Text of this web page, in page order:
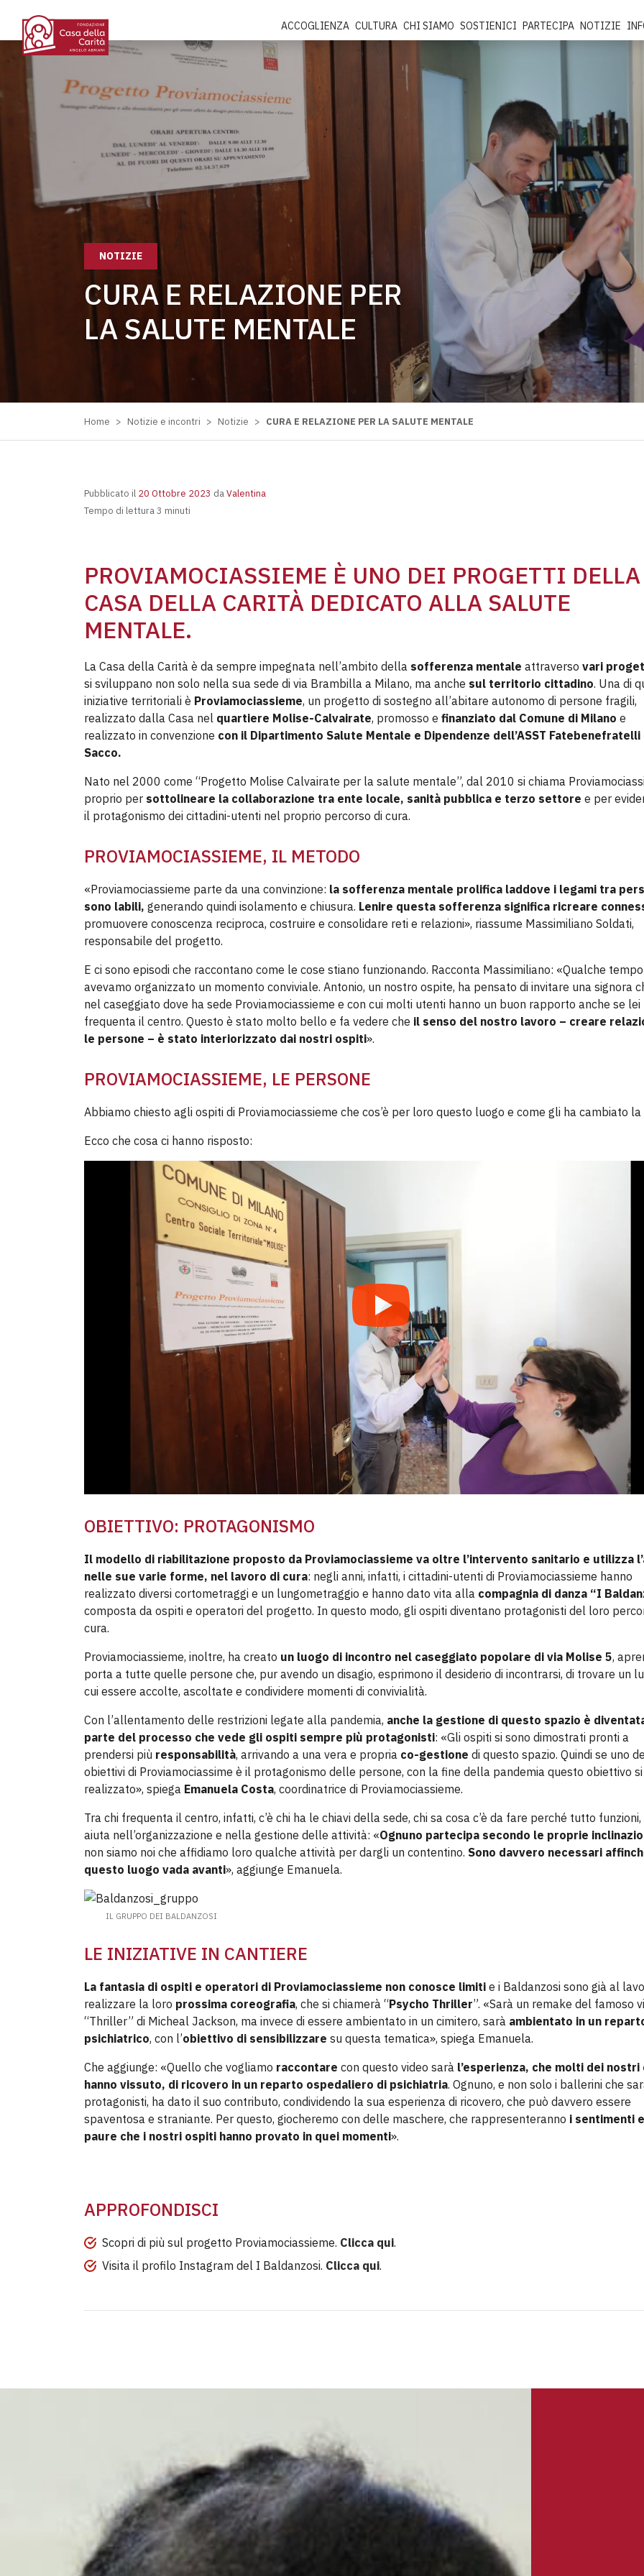
ACCOGLIENZA CULTURA CHI SIAMO SOSTIENICI PARTECIPA NOTIZIE
NOTIZIE
CURA E RELAZIONE PER
LA SALUTE MENTALE
Home > Notizie e incontri > Notizie > CURA E RELAZIONE PER LA SALUTE MENTALE
Pubblicato il 20 Ottobre 2023 daValentina
Tempo di lettura 3 minuti
PROVIAMOCIASSIEME È UNO DEI PROGETTI DELLA
CASA DELLA CARITÀ DEDICATO ALLA SALUTE
MENTALE.
La Casa della Carità è da sempre impegnata nell’ambito della sofferenza mentale attraverso vari
si sviluppano non solo nella sua sede di via Brambilla a Milano, ma anche sul territorio cittadino. Una di
iniziative territoriali è Proviamociassieme, un progetto di sostegno all’abitare autonomo di persone fragili,
realizzato dalla Casa nel quartiere Molise-Calvairate, promosso e finanziato dal Comune di Milano e
realizzato in convenzione con il Dipartimento Salute Mentale e Dipendenze dell’ASST Fatebenefratelli
Sacco.
Nato nel 2000 come “Progetto Molise Calvairate per la salute mentale”, dal 2010 si chiama
proprio per sottolineare la collaborazione tra ente locale, sanità pubblica e terzo settore e per
il protagonismo dei cittadini-utenti nel proprio percorso di cura.
PROVIAMOCIASSIEME, IL METODO
«Proviamociassieme parte da una convinzione: la sofferenza mentale prolifica laddove i legami tra
sono labili, generando quindi isolamento e chiusura. Lenire questa sofferenza significa ricreare
promuovere conoscenza reciproca, costruire e consolidare reti e relazioni», riassume Massimiliano Soldati,
responsabile del progetto.
E ci sono episodi che raccontano come le cose stiano funzionando. Racconta Massimiliano: «Qualche
avevamo organizzato un momento conviviale. Antonio, un nostro ospite, ha pensato di invitare una signora
nel caseggiato dove ha sede Proviamociassieme e con cui molti utenti hanno un buon rapporto anche se lei
frequenta il centro. Questo è stato molto bello e fa vedere che il senso del nostro lavoro – creare
le persone – è stato interiorizzato dai nostri ospiti».
PROVIAMOCIASSIEME, LE PERSONE
Abbiamo chiesto agli ospiti di Proviamociassieme che cos’è per loro questo luogo e come gli ha cambiato la
Ecco che cosa ci hanno risposto:
OBIETTIVO: PROTAGONISMO
Il modello di riabilitazione proposto da Proviamociassieme va oltre l’intervento sanitario e utilizza
nelle sue varie forme, nel lavoro di cura: negli anni, infatti, i cittadini-utenti di Proviamociassieme hanno
realizzato diversi cortometraggi e un lungometraggio e hanno dato vita alla compagnia di danza “I
composta da ospiti e operatori del progetto. In questo modo, gli ospiti diventano protagonisti del loro
cura.
Proviamociassieme, inoltre, ha creato un luogo di incontro nel caseggiato popolare di via Molise 5,
porta a tutte quelle persone che, pur avendo un disagio, esprimono il desiderio di incontrarsi, di trovare un
cui essere accolte, ascoltate e condividere momenti di convivialità.
Con l’allentamento delle restrizioni legate alla pandemia, anche la gestione di questo spazio è
parte del processo che vede gli ospiti sempre più protagonisti: «Gli ospiti si sono dimostrati pronti a
prendersi più responsabilità, arrivando a una vera e propria co-gestione di questo spazio. Quindi se uno
obiettivi di Proviamociassime è il protagonismo delle persone, con la fine della pandemia questo obiettivo si
realizzato», spiega Emanuela Costa, coordinatrice di Proviamociassieme.
Tra chi frequenta il centro, infatti, c’è chi ha le chiavi della sede, chi sa cosa c’è da fare perché tutto funzioni,
aiuta nell’organizzazione e nella gestione delle attività: «Ognuno partecipa secondo le proprie
non siamo noi che affidiamo loro qualche attività per dargli un contentino. Sono davvero necessari
questo luogo vada avanti», aggiunge Emanuela.
IL GRUPPO DEI BALDANZOSI
LE INIZIATIVE IN CANTIERE
La fantasia di ospiti e operatori di Proviamociassieme non conosce limiti e i Baldanzosi sono già al
realizzare la loro prossima coreografia, che si chiamerà “Psycho Thriller”. «Sarà un remake del famoso
“Thriller” di Micheal Jackson, ma invece di essere ambientato in un cimitero, sarà ambientato in un
psichiatrico, con l’obiettivo di sensibilizzare su questa tematica», spiega Emanuela.
Che aggiunge: «Quello che vogliamo raccontare con questo video sarà l’esperienza, che molti dei
hanno vissuto, di ricovero in un reparto ospedaliero di psichiatria. Ognuno, e non solo i ballerini che
protagonisti, ha dato il suo contributo, condividendo la sua esperienza di ricovero, che può davvero essere
spaventosa e straniante. Per questo, giocheremo con delle maschere, che rappresenteranno i sentimenti
paure che i nostri ospiti hanno provato in quei momenti».
APPROFONDISCI
Scopri di più sul progetto Proviamociassieme. Clicca qui.
Visita il profilo Instagram del I Baldanzosi. Clicca qui.